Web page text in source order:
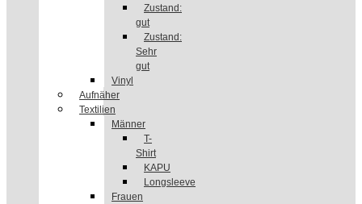
Zustand:
gut
Zustand:
Sehr
gut
Vinyl
Aufnäher
Textilien
Männer
T-
Shirt
KAPU
Longsleeve
Frauen